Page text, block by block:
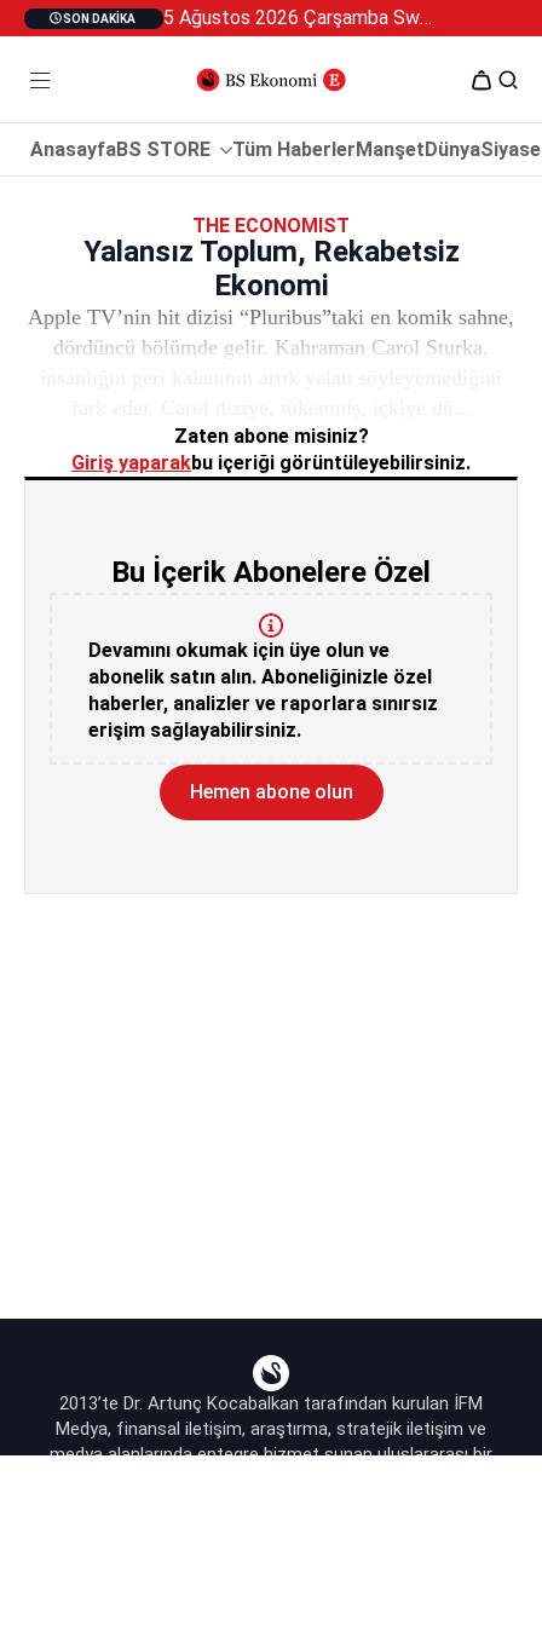
SON DAKIKA 5 Ağustos 2026 Çarşamba Swan Özel 2
AnasayfaBS STORE Tüm HaberlerManşetDünya
THE ECONOMIST
Yalansız Toplum, Rekabetsiz
Ekonomi
Apple TV’nin hit dizisi “Pluribus”taki en komik sahne,
dördüncü bölümde gelir. Kahraman Carol Sturka,
Zaten abone misiniz?
Giriş yaparakbu içeriği görüntüleyebilirsiniz.
Bu İçerik Abonelere Özel
Devamını okumak için üye olun ve
abonelik satın alın. Aboneliğinizle özel
haberler, analizler ve raporlara sınırsız
erişim sağlayabilirsiniz.
Hemen abone olun
2013’te Dr. Artunç Kocabalkan tarafından kurulan İFM
Medya, finansal iletişim, araştırma, stratejik iletişim ve
medya alanlarında entegre hizmet sunan uluslararası bir